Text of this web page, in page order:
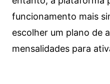
funcionamento mais
escolher um plano de
mensalidades para